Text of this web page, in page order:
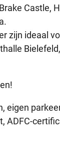
Castle,
zijn ideaal
eigen
ADFC-